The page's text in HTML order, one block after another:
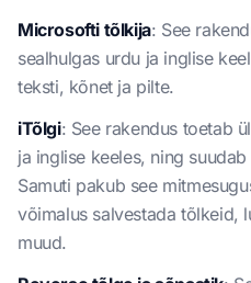
Microsofti tõlkija: See
sealhulgas urdu ja inglise
teksti, kõnet ja pilte.
iTõlgi: See rakendus toetab
ja inglise keeles, ning
Samuti pakub see
võimalus salvestada tõlkeid,
muud.